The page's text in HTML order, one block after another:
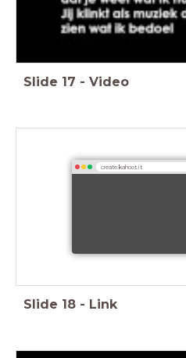
Slide 17 - Video
create.kahoot.it
Slide 18 - Link